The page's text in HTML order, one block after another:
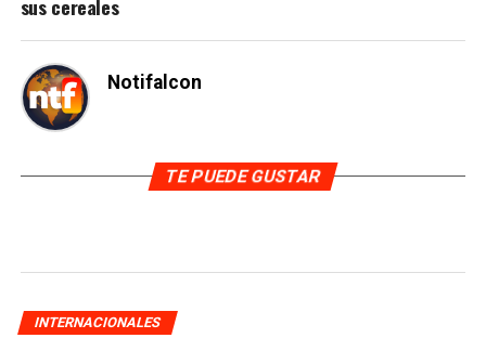
sus cereales
Notifalcon
TE PUEDE GUSTAR
INTERNACIONALES